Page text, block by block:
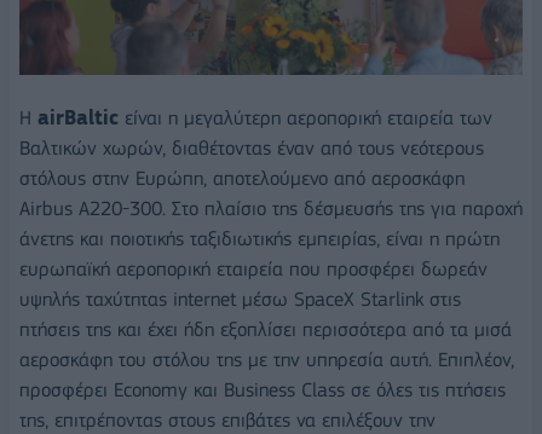
Η airBaltic είναι η μεγαλύτερη αεροπορική εταιρεία των
Βαλτικών χωρών, διαθέτοντας έναν από τους νεότερους
στόλους στην Ευρώπη, αποτελούμενο από αεροσκάφη
Airbus A220-300. Στο πλαίσιο της δέσμευσής της για παροχή
άνετης και ποιοτικής ταξιδιωτικής εμπειρίας, είναι η πρώτη
ευρωπαϊκή αεροπορική εταιρεία που προσφέρει δωρεάν
υψηλής ταχύτητας internet μέσω SpaceX Starlink στις
πτήσεις της και έχει ήδη εξοπλίσει περισσότερα από τα μισά
αεροσκάφη του στόλου της με την υπηρεσία αυτή. Επιπλέον,
προσφέρει Economy και Business Class σε όλες τις πτήσεις
της, επιτρέποντας στους επιβάτες να επιλέξουν την